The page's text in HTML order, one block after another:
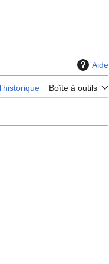
Aide
Boîte à outils